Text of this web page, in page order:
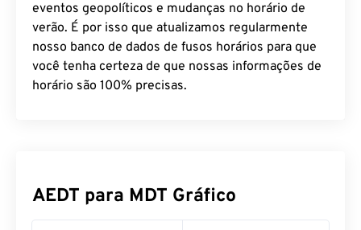
eventos geopolíticos e mudanças no horário de
verão. É por isso que atualizamos regularmente
nosso banco de dados de fusos horários para que
você tenha certeza de que nossas informações de
horário são 100% precisas.
AEDT para MDT Gráfico